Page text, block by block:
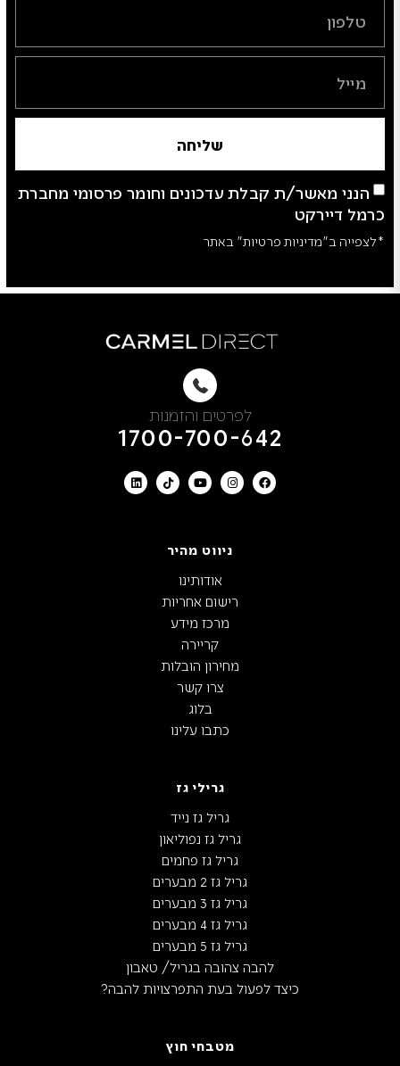
הנני מאשר/ת קבלת עדכונים וחומר פרסומי מחברת
כרמל דיירקט
*לצפייה ב"מדיניות פרטיות" באתר
שליחה
לפרטים והזמנות
1700-700-642
ניווט מהיר
אודותינו
רישום אחריות
מרכז מידע
קריירה
מחירון הובלות
צרו קשר
בלוג
כתבו עלינו
גרילי גז
גריל גז נייד
גריל גז נפוליאון
גריל גז פחמים
גריל גז 2 מבערים
גריל גז 3 מבערים
גריל גז 4 מבערים
גריל גז 5 מבערים
להבה צהובה בגריל/ טאבון
כיצד לפעול בעת התפרצויות להבה?
מטבחי חוץ